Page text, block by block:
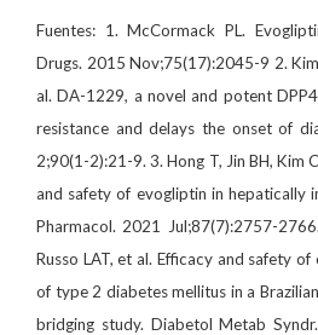
Fuentes: 1. McCormack PL.
Drugs. 2015 Nov;75(17):2045-9 2.
al. DA-1229, a novel and potent
resistance and delays the onset of
2;90(1-2):21-9. 3. Hong T, Jin BH, Kim
and safety of evogliptin in hepatically
Pharmacol. 2021 Jul;87(7):2757-
Russo LAT, et al. Efficacy and safety
of type 2 diabetes mellitus in a
bridging study. Diabetol Metab